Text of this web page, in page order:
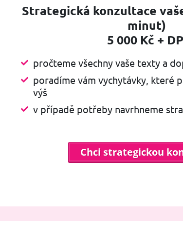
Strategická konzultace
minut)
5 000 Kč +
pročteme všechny vaše texty a
poradíme vám vychytávky, které
výš
v případě potřeby navrhneme
Chci strategickou